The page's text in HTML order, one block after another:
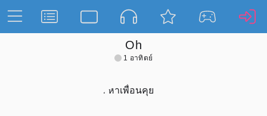
Oh
1 อาทิตย์